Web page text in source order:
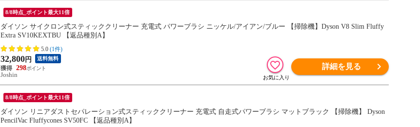
8/8時点_ポイント最大11倍
ダイソン サイクロン式スティッククリーナー 充電式 パワーブラシ ニッケル/アイアン/ブルー 【掃除機】Dyson V8 Slim Fluffy
Extra SV10KEXTBU 【返品種別A】
5.0 (1件)
32,800 円 送料無料
298
Joshin
詳細を見る
8/8時点_ポイント最大11倍
ダイソン リニアダストセパレーション式スティッククリーナー 充電式 自走式パワーブラシ マットブラック 【掃除機】 Dyson
PencilVac Fluffycones SV50FC 【返品種別A】